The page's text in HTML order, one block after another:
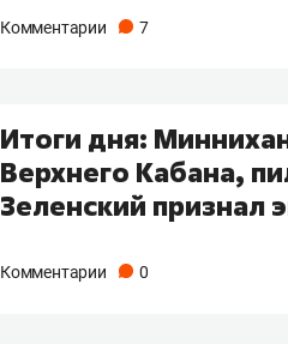
Комментарии 7
Итоги дня:
Верхнего Кабана,
Зеленский признал
Комментарии 0